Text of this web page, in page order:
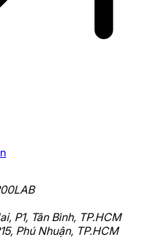
P1, Tân Bình, TP.HCM
Phú Nhuận, TP.HCM